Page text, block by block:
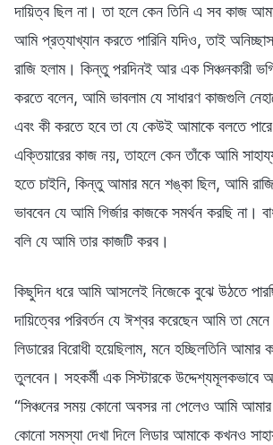
দায়িত্ব ছিল না। তা হলে কেন তিনি এ সব কাজ
আমি প্রত্যাখ্যান করতে পারিনি যদিও, তাই
রাজি হলাম। কিন্তু পরদিনই আর এক সিঞ্চনকারী
করতে বলেন, আমি ভাবলাম যে সাধারণ কাজগুলি
এবং কী করতে হবে তা যে কেউই আমাকে বলতে
এক্তিয়ারের কাজ নয়, তাহলে কেন তাঁকে আমি
হতে চাইনি, কিন্তু আমার মনে শঙ্কা ছিল, আমি
ভাববেন যে আমি গির্জার কাজকে সমর্থন করছি না।
বলি যে আমি তার কাজটি করব।
কিছুদিন ধরে আমি আসলেই নিজেকে বুঝে উঠতে
দায়িত্বের পরিবর্তন যে ঈশ্বর করেছেন আমি তা মেনে
লিডারের বিরোধী হয়েছিলাম, মনে হচ্ছিলতিনি আমার
তুলবেন। সহকর্মী এক সিস্টারকে উদ্দেশ্যমূলকভাবে
“সিঞ্চনের সময় কোনো অবসর না পেলেও আমি
কোনো সমস্যা দেখা দিলে লিডার আমাকে কখনও